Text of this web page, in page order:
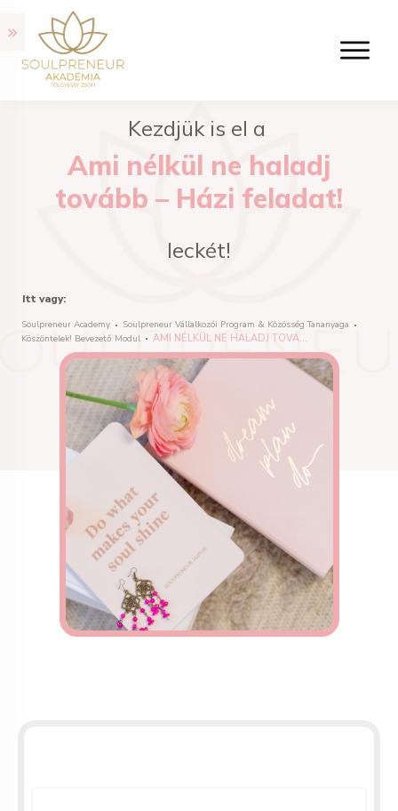
Kezdjük is el a
Ami nélkül ne haladj
tovább – Házi feladat!
leckét!
Itt vagy:
Soulpreneur Academy
Soulpreneur Vállalkozói Program & Közösség Tananyaga
Köszöntelek! Bevezető Modul
AMI NÉLKÜL NE HALADJ TOVÁBB – HÁZI FELADAT!